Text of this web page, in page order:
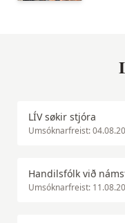
LÍV søkir stjóra
Umsóknarfreist:
Handilsfólk við
Umsóknarfreist: